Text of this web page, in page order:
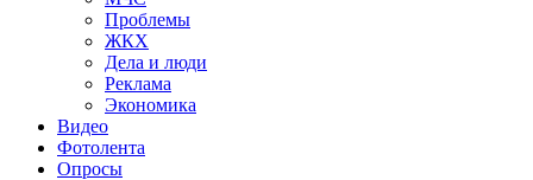
Проблемы
ЖКХ
Дела и люди
Реклама
Экономика
Видео
Фотолента
Опросы